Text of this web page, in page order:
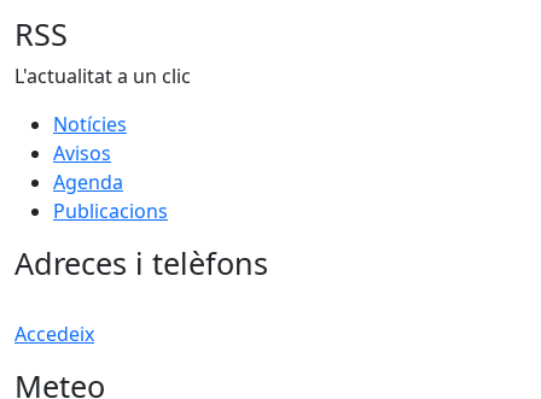
RSS
L'actualitat a un clic
Notícies
Avisos
Agenda
Publicacions
Adreces i telèfons
Accedeix
Meteo